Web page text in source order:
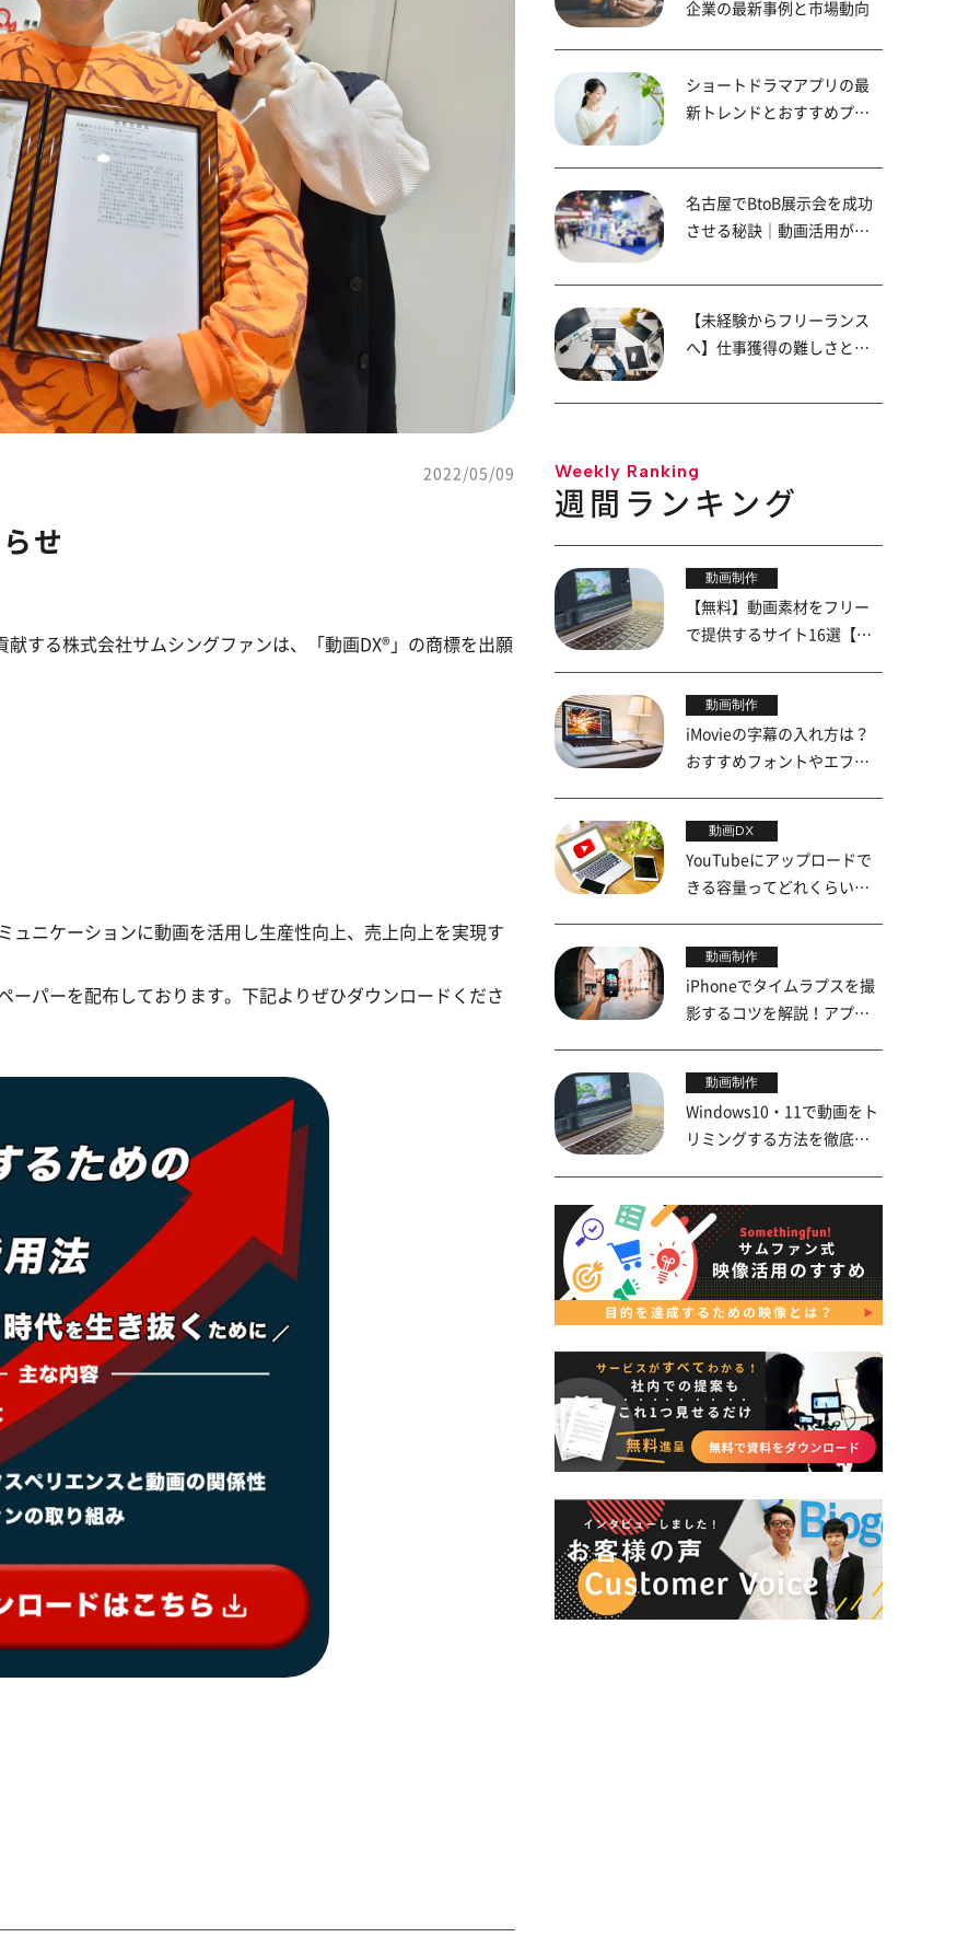
2022/05/09
せ
する株式会社サムシングファンは、「動画DX®︎」の商標を出願
ュニケーションに動画を活用し生産性向上、売上向上を実現す
ーパーを配布しております。下記よりぜひダウンロードくださ
企業の最新事例と市場動向
ショートドラマアプリの最
新トレンドとおすすめプラ
名古屋でBtoB展示会を成功
させる秘訣｜動画活用が商
【未経験からフリーランス
へ】仕事獲得の難しさと成
Weekly Ranking
週間ランキング
動画制作
【無料】動画素材をフリー
で提供するサイト16選【初
動画制作
iMovieの字幕の入れ方は？
おすすめフォントやエフェ
動画DX
YouTubeにアップロードで
きる容量ってどれくらい？
動画制作
iPhoneでタイムラプスを撮
影するコツを解説！アプリ
動画制作
Windows10・11で動画をト
リミングする方法を徹底解